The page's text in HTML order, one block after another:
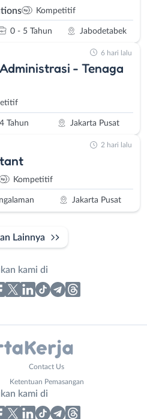
Kompetitif
0 - 5 Tahun Jabodetabek
- Tenaga
Tahun Jakarta Pusat
6 hari lalu
Kompetitif
Jakarta Pusat
2 hari lalu
Lainnya
kami di
Contact Us
Ketentuan Pemasangan
kami di